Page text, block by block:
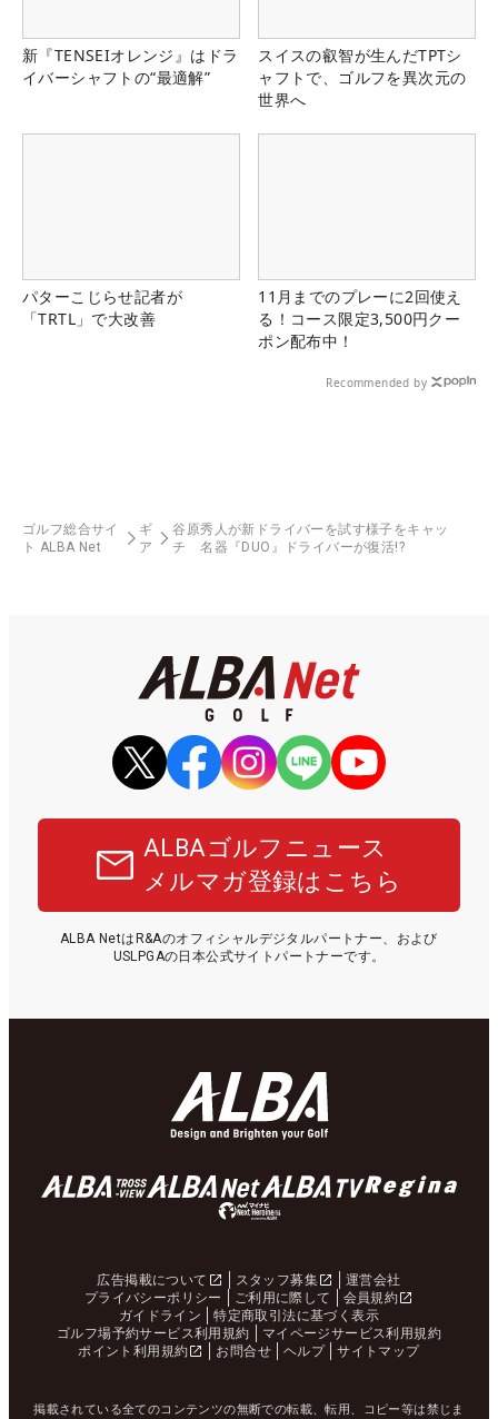
新『TENSEIオレンジ』はドラ
イバーシャフトの“最適解”
スイスの叡智が生んだTPTシ
ャフトで、ゴルフを異次元の
世界へ
パターこじらせ記者が
「TRTL」で大改善
11月までのプレーに2回使え
る！コース限定3,500円クー
ポン配布中！
Recommended by
ゴルフ総合サイ
ト ALBA Net
ギ
ア
谷原秀人が新ドライバーを試す様子をキャッ
チ 名器『DUO』ドライバーが復活!?
ALBAゴルフニュース
メルマガ登録はこちら
ALBA NetはR&Aのオフィシャルデジタルパートナー、および
USLPGAの日本公式サイトパートナーです。
広告掲載について スタッフ募集
運営会社
プライバシーポリシー
ご利用に際して
会員規約
ガイドライン
特定商取引法に基づく表示
ゴルフ場予約サービス利用規約
マイページサービス利用規約
ポイント利用規約
お問合せ ヘルプ サイトマップ
掲載されている全てのコンテンツの無断での転載、転用、コピー等は禁じま